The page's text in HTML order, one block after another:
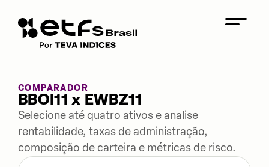
COMPARADOR
BBOI11 x EWBZ11
Selecione até quatro ativos e analise
rentabilidade, taxas de administração,
composição de carteira e métricas de risco.